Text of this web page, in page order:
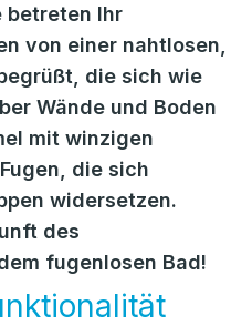
betreten Ihr
von einer nahtlosen,
die sich wie
Wände und Boden
mit winzigen
die sich
widersetzen.
des
fugenlosen Bad!